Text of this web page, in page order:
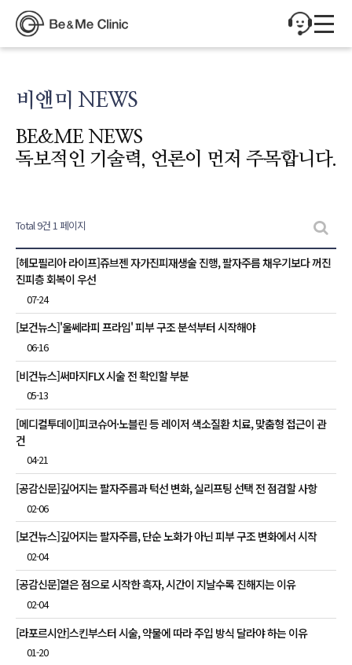
비앤미 NEWS
BE&ME NEWS
독보적인 기술력, 언론이 먼저 주목합니다.
Total 9건 1 페이지
비앤미 NEWS 목록
[헤모필리아 라이프]쥬브젠 자가진피재생술 진행, 팔자주름 채우기보다 꺼진
진피층 회복이 우선
07-24
[보건뉴스]'울쎄라피 프라임' 피부 구조 분석부터 시작해야
06-16
[비건뉴스]써마지FLX 시술 전 확인할 부분
05-13
[메디컬투데이]피코슈어·노블린 등 레이저 색소질환 치료, 맞춤형 접근이 관
건
04-21
[공감신문]깊어지는 팔자주름과 턱선 변화, 실리프팅 선택 전 점검할 사항
02-06
[보건뉴스]깊어지는 팔자주름, 단순 노화가 아닌 피부 구조 변화에서 시작
02-04
[공감신문]옅은 점으로 시작한 흑자, 시간이 지날수록 진해지는 이유
02-04
[라포르시안]스킨부스터 시술, 약물에 따라 주입 방식 달라야 하는 이유
01-20